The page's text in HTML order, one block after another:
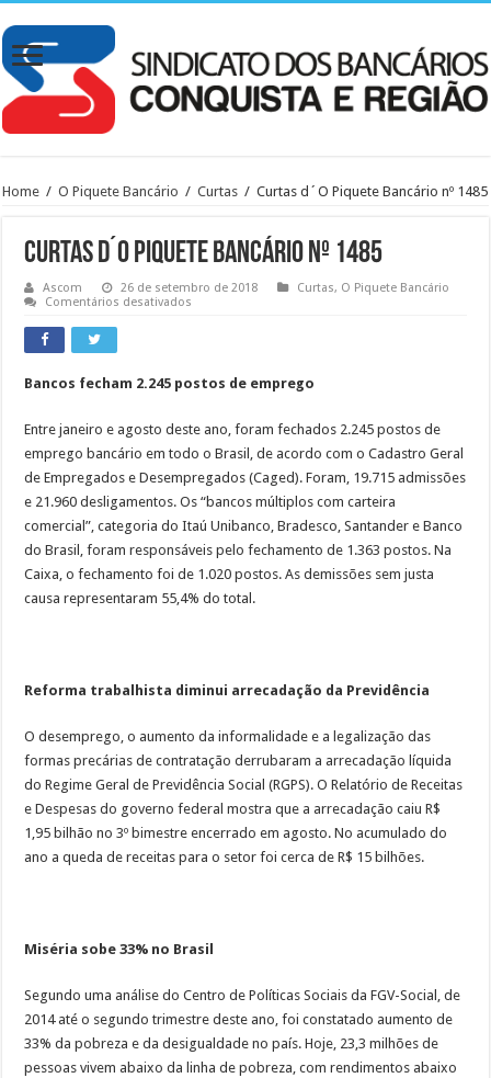
Home / O Piquete Bancário / Curtas / Curtas d´O Piquete Bancário nº 1485
Curtas d´O Piquete Bancário nº 1485
Ascom 26 de setembro de 2018 Curtas, O Piquete Bancário
Comentários desativados
nº
Bancos fecham 2.245 postos de emprego
Entre janeiro e agosto deste ano, foram fechados 2.245 postos de
emprego bancário em todo o Brasil, de acordo com o Cadastro Geral
de Empregados e Desempregados (Caged). Foram, 19.715 admissões
e 21.960 desligamentos. Os “bancos múltiplos com carteira
comercial”, categoria do Itaú Unibanco, Bradesco, Santander e Banco
do Brasil, foram responsáveis pelo fechamento de 1.363 postos. Na
Caixa, o fechamento foi de 1.020 postos. As demissões sem justa
causa representaram 55,4% do total.
Reforma trabalhista diminui arrecadação da Previdência
O desemprego, o aumento da informalidade e a legalização das
formas precárias de contratação derrubaram a arrecadação líquida
do Regime Geral de Previdência Social (RGPS). O Relatório de Receitas
e Despesas do governo federal mostra que a arrecadação caiu R$
1,95 bilhão no 3º bimestre encerrado em agosto. No acumulado do
ano a queda de receitas para o setor foi cerca de R$ 15 bilhões.
Miséria sobe 33% no Brasil
Segundo uma análise do Centro de Políticas Sociais da FGV-Social, de
2014 até o segundo trimestre deste ano, foi constatado aumento de
33% da pobreza e da desigualdade no país. Hoje, 23,3 milhões de
pessoas vivem abaixo da linha de pobreza, com rendimentos abaixo